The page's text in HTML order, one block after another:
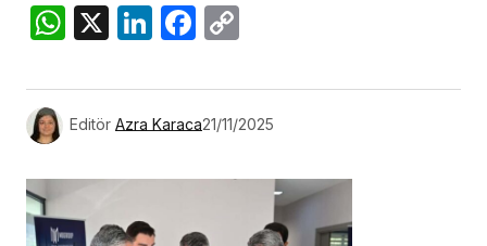
WhatsApp
X LinkedIn
Facebook
Editör Azra Karaca21/11/2025